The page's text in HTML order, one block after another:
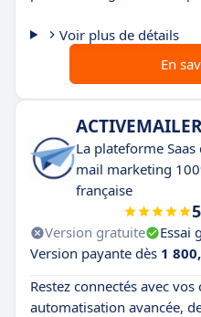
Voir plus de détails
En
La plateforme Saas
mail marketing
française
Version gratuite Essai
Version payante dès 1
Restez connectés avec
automatisation avancée,